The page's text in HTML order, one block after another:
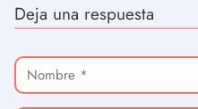
Deja una respuesta